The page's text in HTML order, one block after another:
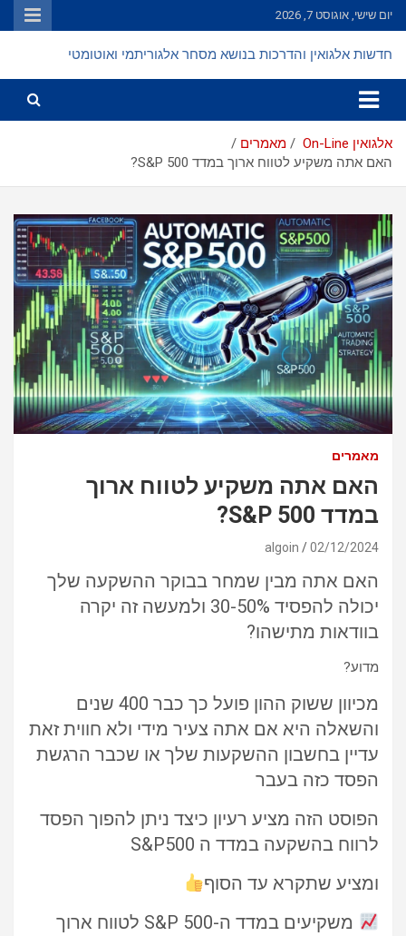
Skip
to
יום שישי, אוגוסט 7, 2026
חדשות אלגואין והדרכות בנושא מסחר אלגוריתמי ואוטומטי
אלגואין On-Line
מאמרים
האם אתה משקיע לטווח ארוך במדד S&P 500?
מאמרים
האם אתה משקיע לטווח ארוך
במדד S&P 500?
02/12/2024
algoin
האם אתה מבין שמחר בבוקר ההשקעה שלך
יכולה להפסיד 30-50% ולמעשה זה יקרה
בוודאות מתישהו?
מדוע?
מכיוון ששוק ההון פועל כך כבר 400 שנים
והשאלה היא אם אתה צעיר מידי ולא חווית זאת
עדיין בחשבון ההשקעות שלך או שכבר הרגשת
הפסד כזה בעבר
הפוסט הזה מציע רעיון כיצד ניתן להפוך הפסד
לרווח בהשקעה במדד ה S&P500
ומציע שתקרא עד הסוף
משקיעים במדד ה-S&P 500 לטווח ארוך